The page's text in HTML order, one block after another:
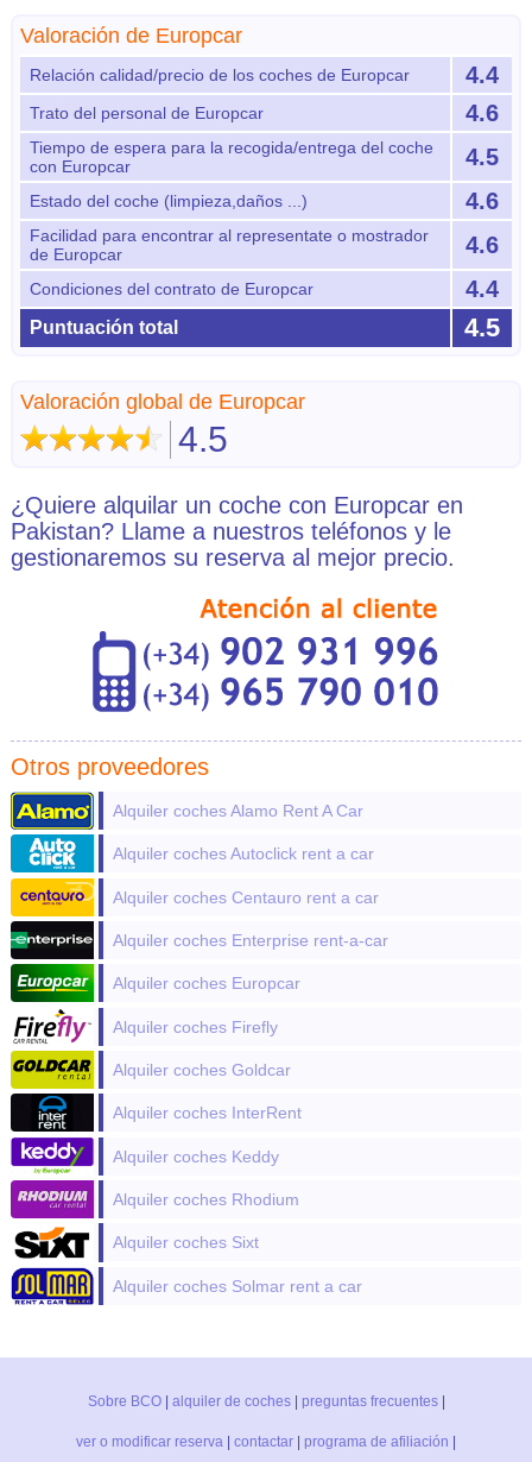
Valoración de Europcar
Relación calidad/precio de los coches de Europcar 4.4
Trato del personal de Europcar 4.6
Tiempo de espera para la recogida/entrega del coche
con Europcar
4.5
Estado del coche (limpieza,daños ...) 4.6
Facilidad para encontrar al representate o mostrador
de Europcar
4.6
Condiciones del contrato de Europcar 4.4
Puntuación total 4.5
Valoración global de Europcar
4.5
¿Quiere alquilar un coche con Europcar en
Pakistan? Llame a nuestros teléfonos y le
gestionaremos su reserva al mejor precio.
Otros proveedores
Alquiler coches Alamo Rent A Car
Alquiler coches Autoclick rent a car
Alquiler coches Centauro rent a car
Alquiler coches Enterprise rent-a-car
Alquiler coches Europcar
Alquiler coches Firefly
Alquiler coches Goldcar
Alquiler coches InterRent
Alquiler coches Keddy
Alquiler coches Rhodium
Alquiler coches Sixt
Alquiler coches Solmar rent a car
Sobre BCO| alquiler de coches| preguntas frecuentes|
ver o modificar reserva contactar programa de afiliación